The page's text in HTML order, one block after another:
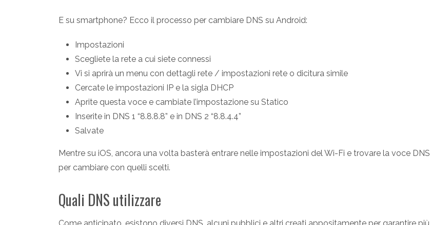
E su smartphone? Ecco il processo per cambiare DNS su Android:
Impostazioni
Scegliete la rete a cui siete connessi
Vi si aprirà un menu con dettagli rete / impostazioni rete o dicitura simile
Cercate le impostazioni IP e la sigla DHCP
Aprite questa voce e cambiate l’impostazione su Statico
Inserite in DNS 1 “8.8.8.8” e in DNS 2 “8.8.4.4”
Salvate
Mentre su iOS, ancora una volta basterà entrare nelle impostazioni del Wi-Fi e trovare la voce DNS
per cambiare con quelli scelti.
Quali DNS utilizzare